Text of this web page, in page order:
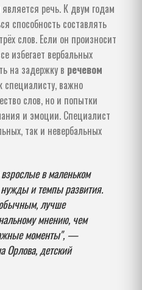
речь. К двум годам
способность составлять
слов. Если он произносит
избегает вербальных
на задержку в речевом
специалисту, важно
слов, но и попытки
и эмоции. Специалист
так и невербальных
в маленьком
и темпы развития.
лучше
мнению, чем
моменты", —
Орлова, детский